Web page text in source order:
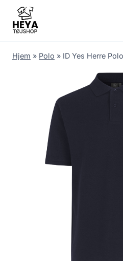
content
Hjem » Polo » ID Yes Herre